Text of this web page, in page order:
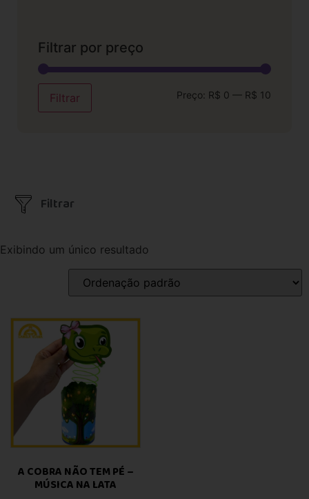
Filtrar por preço
Filtrar Preço: R$ 0 — R$ 10
Filtrar
Exibindo um único resultado
A COBRA NÃO TEM PÉ –
MÚSICA NA LATA